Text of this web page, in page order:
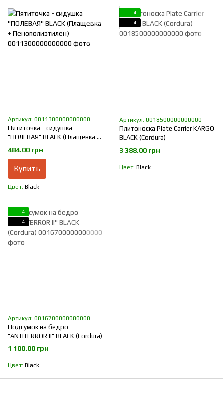
Артикул: 0011300000000000
Пятиточка - сидушка
"ПОЛЕВАЯ" BLACK (Плащевка +
Пенополиэтилен)
484.00 грн
Купить
Цвет Black
4
4
Артикул: 0018500000000000
Плитоноска Plate Carrier KARGO
BLACK (Cordura)
3 388.00 грн
Цвет Black
4
4
Артикул: 0016700000000000
Подсумок на бедро
"ANTITERROR II" BLACK (Cordura)
1 100.00 грн
Цвет Black